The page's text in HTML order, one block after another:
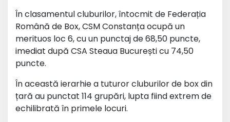
În clasamentul cluburilor, întocmit de Federația
Română de Box, CSM Constanța ocupă un
merituos loc 6, cu un punctaj de 68,50 puncte,
imediat după CSA Steaua București cu 74,50
puncte.
În această ierarhie a tuturor cluburilor de box din
țară au punctat 114 grupări, lupta fiind extrem de
echilibrată în primele locuri.